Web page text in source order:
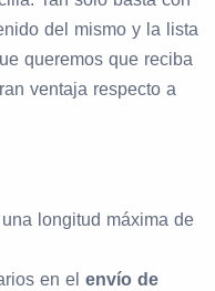
del mismo y la lista
queremos que reciba
ventaja respecto a
longitud máxima de
en el envío de